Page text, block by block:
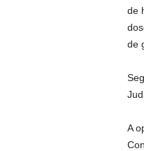
de
de
A